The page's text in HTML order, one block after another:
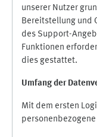
unserer Nutzer
Bereitstellung und
des Support-
Funktionen
dies gestattet.
Umfang der
Mit dem ersten